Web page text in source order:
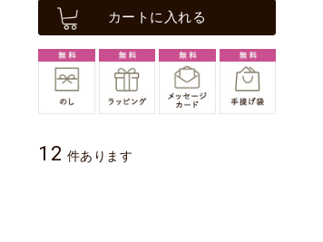
カートに入れる
12 件あります